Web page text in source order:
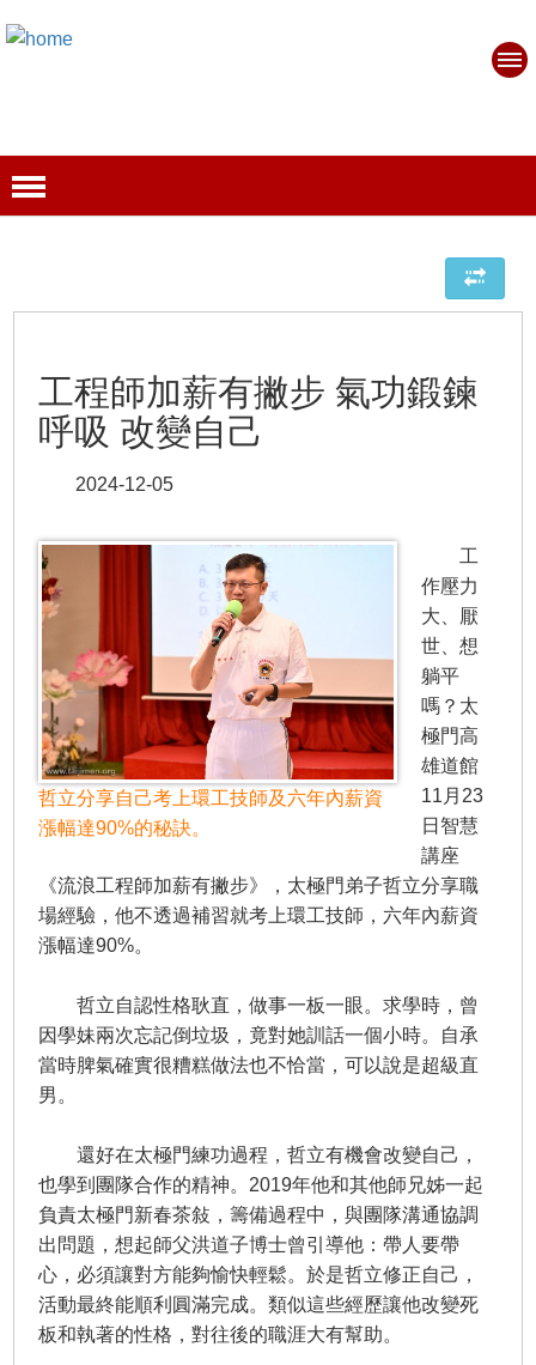
工程師加薪有撇步 氣功鍛鍊
呼吸 改變自己
2024-12-05
哲立分享自己考上環工技師及六年內薪資
漲幅達90%的秘訣。
工
作壓力
大、厭
世、想
躺平
嗎？太
極門高
雄道館
11月23
日智慧
講座
《流浪工程師加薪有撇步》，太極門弟子哲立分享職
場經驗，他不透過補習就考上環工技師，六年內薪資
漲幅達90%。
哲立自認性格耿直，做事一板一眼。求學時，曾
因學妹兩次忘記倒垃圾，竟對她訓話一個小時。自承
當時脾氣確實很糟糕做法也不恰當，可以說是超級直
男。
還好在太極門練功過程，哲立有機會改變自己，
也學到團隊合作的精神。2019年他和其他師兄姊一起
負責太極門新春茶敍，籌備過程中，與團隊溝通協調
出問題，想起師父洪道子博士曾引導他：帶人要帶
心，必須讓對方能夠愉快輕鬆。於是哲立修正自己，
活動最終能順利圓滿完成。類似這些經歷讓他改變死
板和執著的性格，對往後的職涯大有幫助。